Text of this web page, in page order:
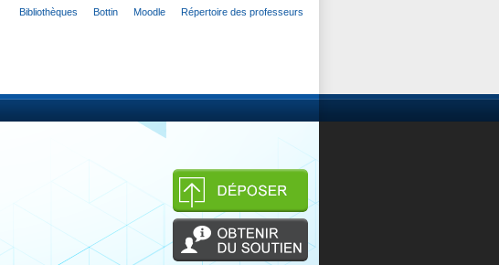
Bibliothèques Bottin Moodle Répertoire des professeurs